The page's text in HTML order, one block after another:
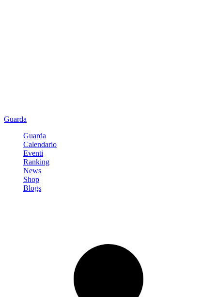
Guarda
Guarda
Calendario
Eventi
Ranking
News
Shop
Blogs